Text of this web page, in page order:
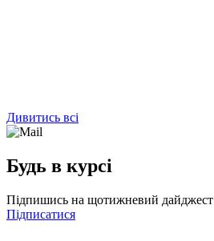
Дивитись всі
Будь в курсі
Підпишись на щотижневий
Підписатися